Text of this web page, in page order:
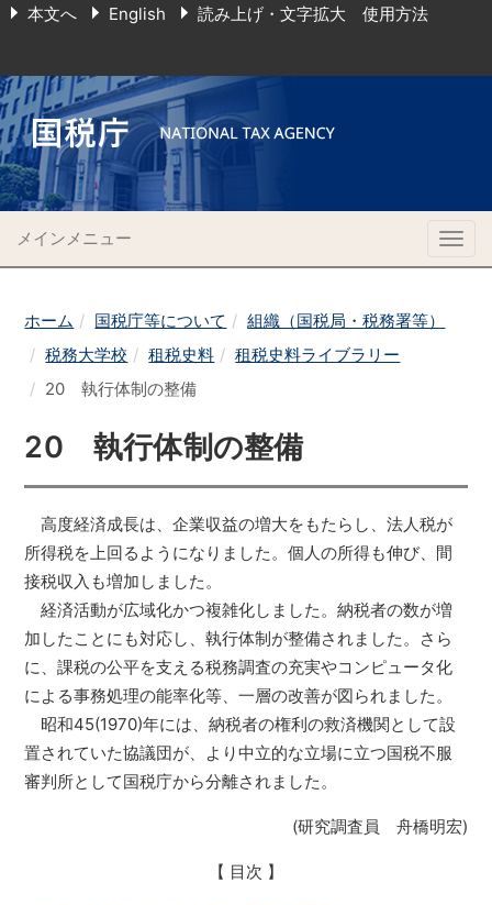
本文へ English 読み上げ・文字拡大 使用方法
メインメニュー
ホーム 国税庁等について
組織（国税局・税務署等）
税務大学校
租税史料
租税史料ライブラリー
20 執行体制の整備
20 執行体制の整備
高度経済成長は、企業収益の増大をもたらし、法人税が
所得税を上回るようになりました。個人の所得も伸び、間
接税収入も増加しました。
経済活動が広域化かつ複雑化しました。納税者の数が増
加したことにも対応し、執行体制が整備されました。さら
に、課税の公平を支える税務調査の充実やコンピュータ化
による事務処理の能率化等、一層の改善が図られました。
昭和45(1970)年には、納税者の権利の救済機関として設
置されていた協議団が、より中立的な立場に立つ国税不服
審判所として国税庁から分離されました。
(研究調査員 舟橋明宏)
【 目次 】